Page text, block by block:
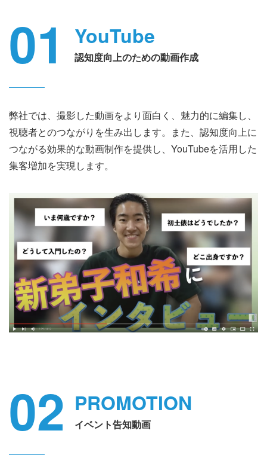
01 YouTube
認知度向上のための動画作成
弊社では、撮影した動画をより面白く、魅力的に編集し、
視聴者とのつながりを生み出します。また、認知度向上に
つながる効果的な動画制作を提供し、YouTubeを活用した
集客増加を実現します。
02 PROMOTION
イベント告知動画